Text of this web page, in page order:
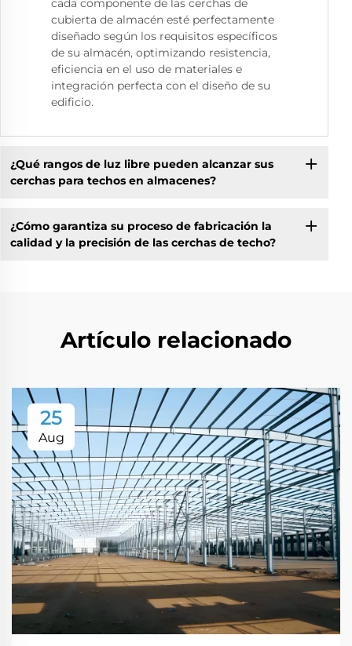
cada componente de las cerchas de
cubierta de almacén esté perfectamente
diseñado según los requisitos específicos
de su almacén, optimizando resistencia,
eficiencia en el uso de materiales e
integración perfecta con el diseño de su
edificio.
¿Qué rangos de luz libre pueden alcanzar sus
cerchas para techos en almacenes?
¿Cómo garantiza su proceso de fabricación la
calidad y la precisión de las cerchas de techo?
Artículo relacionado
25
Aug